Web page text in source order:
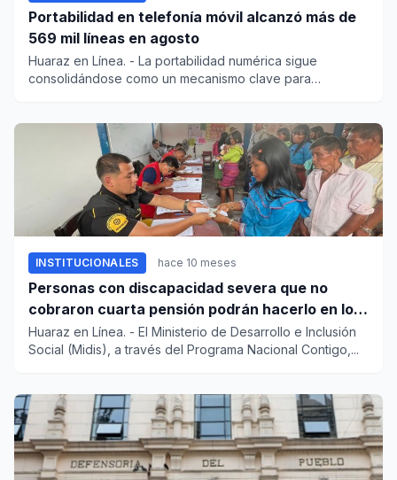
Portabilidad en telefonía móvil alcanzó más de
569 mil líneas en agosto
Huaraz en Línea. - La portabilidad numérica sigue
consolidándose como un mecanismo clave para
INSTITUCIONALES hace 10 meses
Personas con discapacidad severa que no
cobraron cuarta pensión podrán hacerlo en los
“carritos pagadores”
Huaraz en Línea. - El Ministerio de Desarrollo e Inclusión
Social (Midis), a través del Programa Nacional Contigo,...